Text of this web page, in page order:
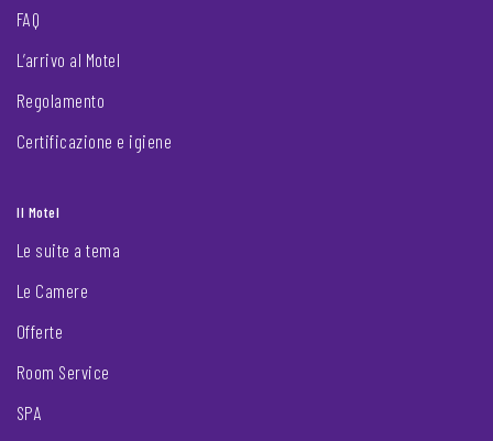
FAQ
L’arrivo al Motel
Regolamento
Certificazione e igiene
Il Motel
Le suite a tema
Le Camere
Offerte
Room Service
SPA